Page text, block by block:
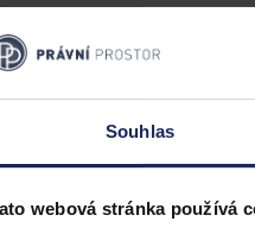
Souhlas
webová stránka používá